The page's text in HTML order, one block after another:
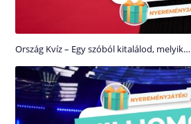
Ország Kvíz – Egy szóból kitalálod, melyik…